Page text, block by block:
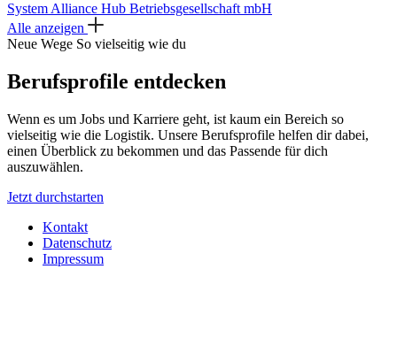
System Alliance Hub Betriebsgesellschaft mbH
Alle anzeigen
Neue Wege So vielseitig wie du
Berufsprofile entdecken
Wenn es um Jobs und Karriere geht, ist kaum ein Bereich so
vielseitig wie die Logistik. Unsere Berufsprofile helfen dir dabei,
einen Überblick zu bekommen und das Passende für dich
auszuwählen.
Jetzt durchstarten
Kontakt
Datenschutz
Impressum